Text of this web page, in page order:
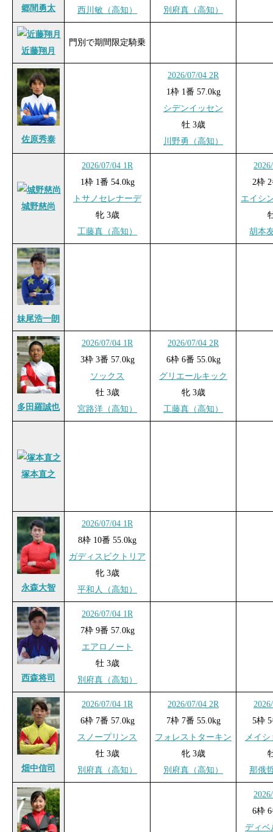
郷間勇太
西川敏（高知）
別府真（高知）
近藤翔月
門別で期間限定騎乗
佐原秀泰
2026/07/04 2R
1枠 1番 57.0kg
シデンイッセン
牡 3歳
川野勇（高知）
城野慈尚
2026/07/04 1R
1枠 1番 54.0kg
トサノセレナーデ
牝 3歳
工藤真（高知）
2枠
エイシ
胡本
妹尾浩一朗
多田羅誠也
2026/07/04 1R
3枠 3番 57.0kg
ソックス
牡 3歳
宮路洋（高知）
2026/07/04 2R
6枠 6番 55.0kg
グリエールキック
牝 3歳
工藤真（高知）
塚本直之
永森大智
2026/07/04 1R
8枠 10番 55.0kg
ガディスビクトリア
牝 3歳
平和人（高知）
西森将司
2026/07/04 1R
7枠 9番 57.0kg
エアロノート
牡 3歳
別府真（高知）
畑中信司
2026/07/04 1R
6枠 7番 57.0kg
スノープリンス
牡 3歳
別府真（高知）
2026/07/04 2R
7枠 7番 55.0kg
フォレストターキン
牝 3歳
別府真（高知）
5枠
メイ
那俄
6枠
ディベ